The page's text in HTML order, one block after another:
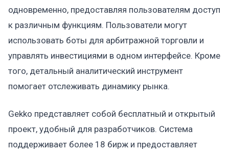
одновременно, предоставляя пользователям доступ
к различным функциям. Пользователи могут
использовать боты для арбитражной торговли и
управлять инвестициями в одном интерфейсе. Кроме
того, детальный аналитический инструмент
помогает отслеживать динамику рынка.
Gekko представляет собой бесплатный и открытый
проект, удобный для разработчиков. Система
поддерживает более 18 бирж и предоставляет